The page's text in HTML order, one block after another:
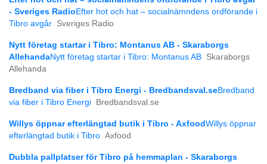
- Sveriges Radio Efter hot och hat – socialnämndens ordförande i
Tibro avgår Sveriges Radio
Nytt företag startar i Tibro: Montanus AB - Skaraborgs
AllehandaNytt företag startar i Tibro: Montanus AB Skaraborgs
Allehanda
Bredband via fiber i Tibro Energi - Bredbandsval.seBredband
via fiber i Tibro Energi
Bredbandsval.se
Willys öppnar efterlängtad butik i Tibro - Axfood Willys öppnar
efterlängtad butik i Tibro Axfood
Dubbla pallplatser för Tibro på hemmaplan - Skaraborgs